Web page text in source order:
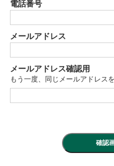
電話番号
メールアドレス
メールアドレス確認用
もう一度、同じメールアドレス